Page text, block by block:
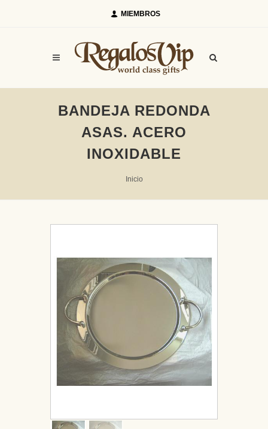
MIEMBROS
BANDEJA REDONDA
ASAS. ACERO
INOXIDABLE
Inicio